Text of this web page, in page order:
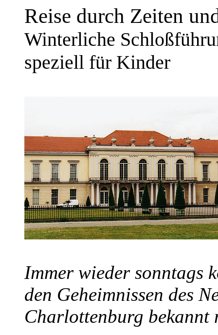
Reise durch Zeiten
Winterliche
speziell für Kinder
Immer wieder sonntags
den Geheimnissen des
Charlottenburg bekannt